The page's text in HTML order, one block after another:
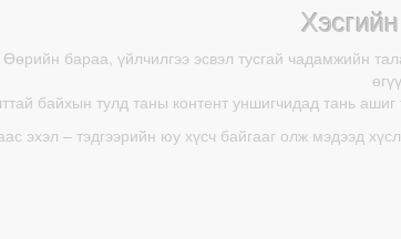
Өөрийн бараа, үйлчилгээ эсвэл тусгай чадамжийн
байхын тулд таны контент уншигчидад тань ашиг
эхэл – тэдгээрийн юу хүсч байгааг олж мэдээд